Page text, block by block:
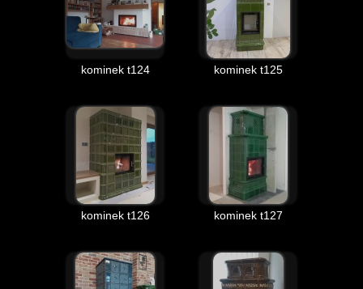
kominek t124 kominek t125
kominek t126 kominek t127